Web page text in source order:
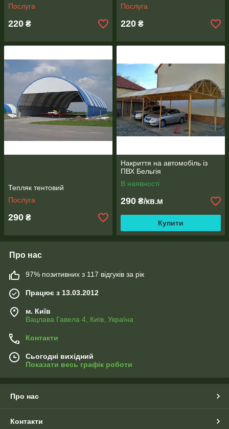
Послуга
220 ₴
Послуга
220 ₴
Тепляк тентовий
Послуга
290 ₴
Накриття на автомобіль із
ПВХ Бельгія
В наявності
290 ₴/кв.м
Купити
Про нас
97% позитивних з 117 відгуків за рік
Працює з 13.03.2012
м. Київ
Вацлава Гавела 4, Київ, Україна
Контакти
Сьогодні вихідний
Показати весь графік роботи
Про нас
Контакти